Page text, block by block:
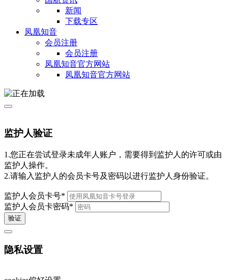
新闻
下载专区
凤凰知音
会员注册
会员注册
凤凰知音官方网站
凤凰知音官方网站
监护人验证
1.您正在尝试登录未成年人账户，需要得到监护人的许可或由
监护人操作。
2.请输入监护人的会员卡号及密码以进行监护人身份验证。
监护人会员卡号*
监护人会员卡密码*
验证
隐私设置